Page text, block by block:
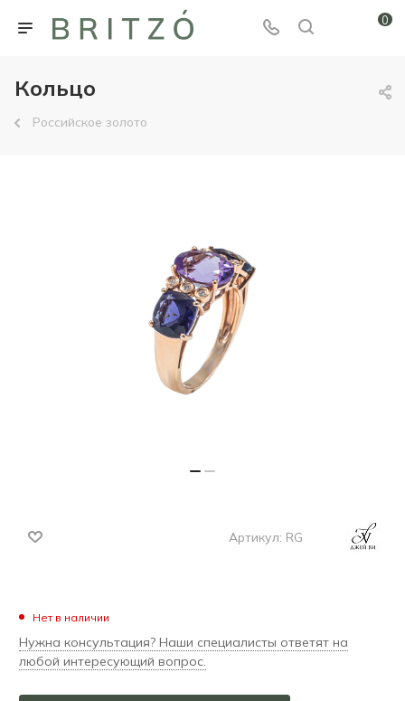
0
Кольцо
Российское золото
Артикул: RG
Нет в наличии
Нужна консультация? Наши специалисты ответят на
любой интересующий вопрос.